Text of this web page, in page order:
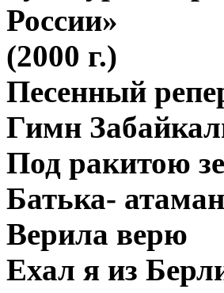
России»
(2000 г.)
Песенный
Гимн
Под ракитою
Батька- атаман
Верила верю
Ехал я из